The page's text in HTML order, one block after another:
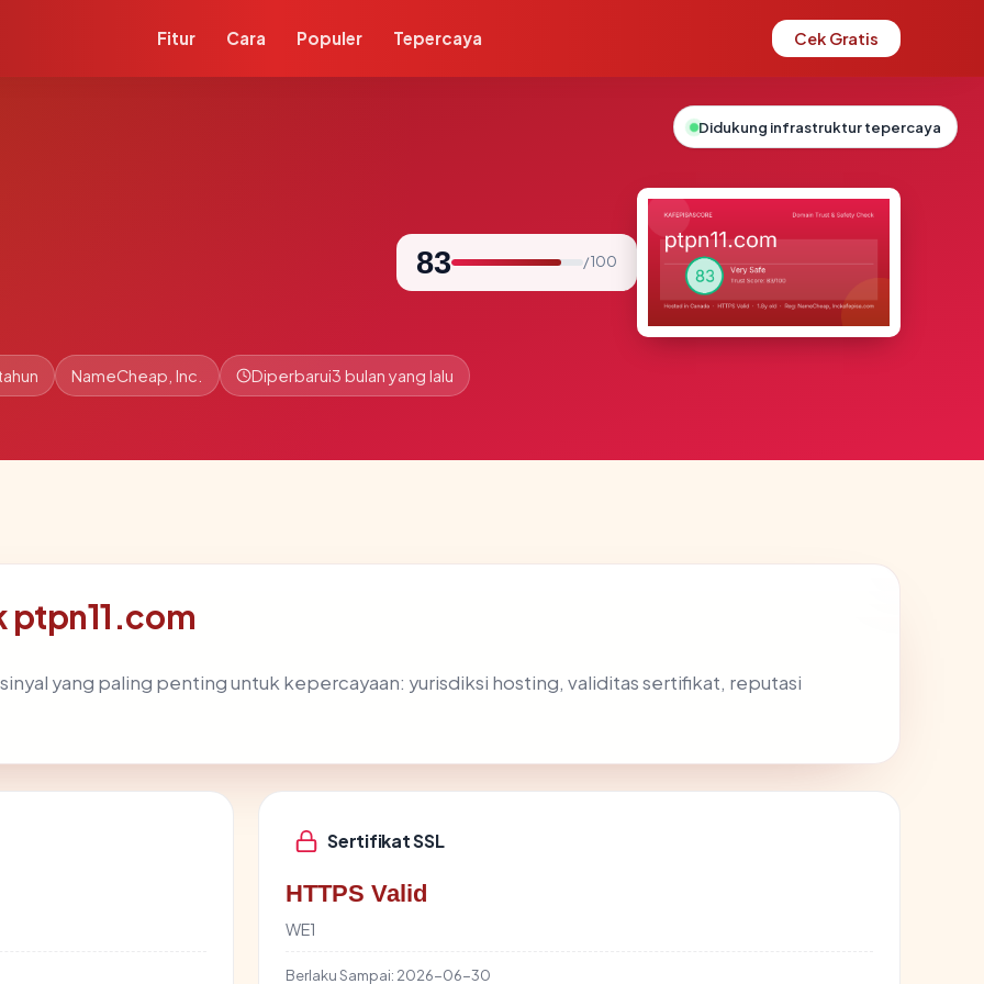
Fitur Cara Populer Tepercaya Cek Gratis
83 / 100
NameCheap, Inc. Diperbarui3 bulan yang lalu
yang paling penting untuk kepercayaan: yurisdiksi hosting, validitas sertifikat, reputasi
Sertifikat SSL
HTTPS Valid
WE1
Berlaku Sampai: 2026-06-30
Didukung infrastruktur tepercaya